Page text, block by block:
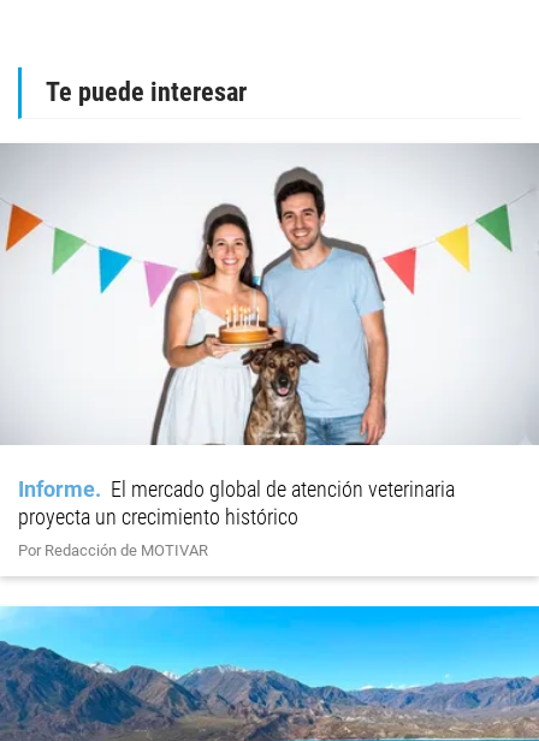
Te puede interesar
Informe
El mercado global de atención veterinaria
proyecta un crecimiento histórico
Por Redacción de MOTIVAR